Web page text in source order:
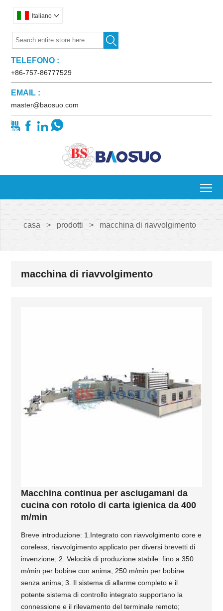
Italiano 

TELEFONO :
+86-757-86777529
EMAIL :
master@baosuo.com
   
casa > prodotti > macchina di riavvolgimento
macchina di riavvolgimento
Macchina continua per asciugamani da
cucina con rotolo di carta igienica da 400
m/min
Breve introduzione: 1.Integrato con riavvolgimento core e
coreless, riavvolgimento applicato per diversi brevetti di
invenzione; 2. Velocità di produzione stabile: fino a 350
m/min per bobine con anima, 250 m/min per bobine
senza anima; 3. Il sistema di allarme completo e il
potente sistema di controllo integrato supportano la
connessione e il rilevamento del terminale remoto;